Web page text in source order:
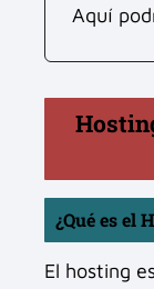
Aquí
¿Qué es el
El hosting